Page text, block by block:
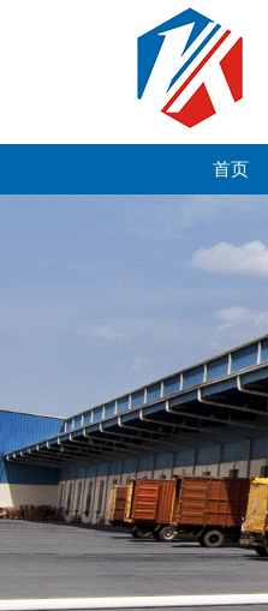
首页